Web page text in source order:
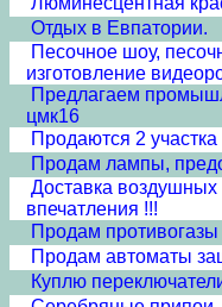
Отдых в Евпатории.
Песочное шоу,
изготовление
Предлагаем
цмк16
Продаются 2
Продам лампы,
Доставка
впечатления !!!
Продам
Продам автоматы
Куплю